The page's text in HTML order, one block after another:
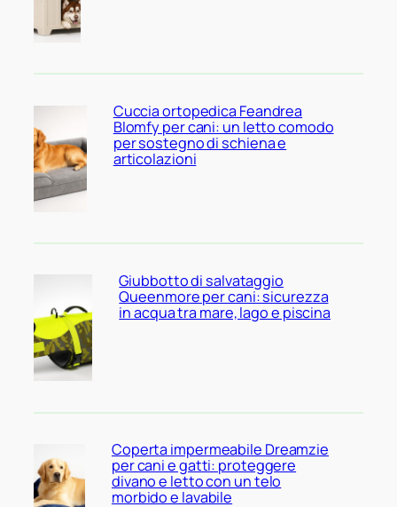
Cuccia ortopedica Feandrea
Blomfy per cani: un letto comodo
per sostegno di schiena e
articolazioni
Giubbotto di salvataggio
Queenmore per cani: sicurezza
in acqua tra mare, lago e piscina
Coperta impermeabile Dreamzie
per cani e gatti: proteggere
divano e letto con un telo
morbido e lavabile